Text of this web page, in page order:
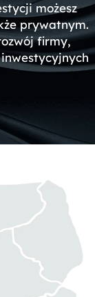
możesz
prywatnym.
firmy,